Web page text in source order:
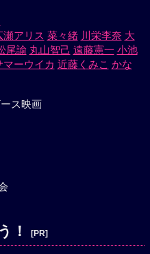
瀬アリス 菜々緒 川栄李奈 大
尾諭 丸山智己 遠藤憲一 小池
マーウイカ 近藤くみこ かな
ス映画
！ [PR]